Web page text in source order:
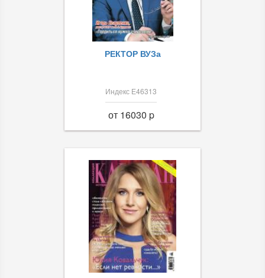
РЕКТОР ВУЗа
Индекс Е46313
от 16030 p